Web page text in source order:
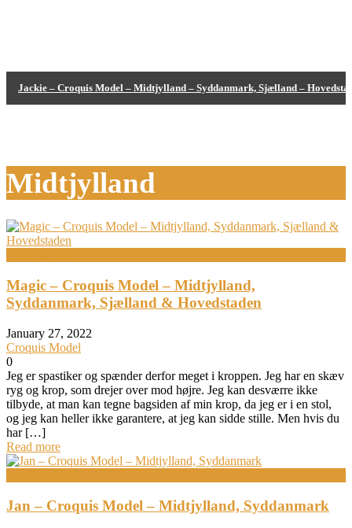
Jackie – Croquis Model – Midtjylland – Syddanmark, Sjælland –
Midtjylland
Magic – Croquis Model – Midtjylland,
Syddanmark, Sjælland & Hovedstaden
January 27, 2022
Croquis Model
0
Jeg er spastiker og spænder derfor meget i kroppen. Jeg har en skæv
ryg og krop, som drejer over mod højre. Jeg kan desværre ikke
tilbyde, at man kan tegne bagsiden af min krop, da jeg er i en stol,
og jeg kan heller ikke garantere, at jeg kan sidde stille. Men hvis du
har […]
Read more
Jan – Croquis Model – Midtjylland, Syddanmark